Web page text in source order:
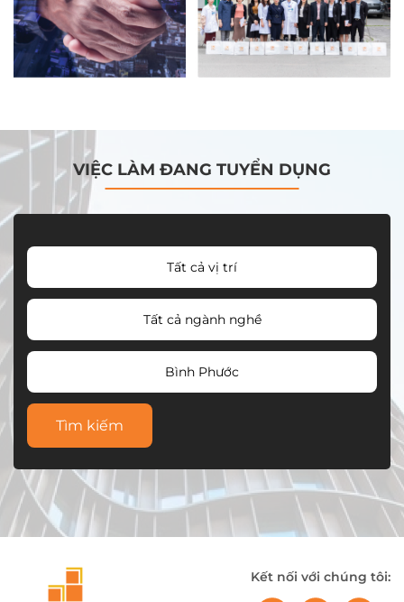
VIỆC LÀM ĐANG TUYỂN DỤNG
Tất cả vị trí
Tất cả ngành nghề
Bình Phước
Tìm kiếm
Kết nối với chúng tôi: